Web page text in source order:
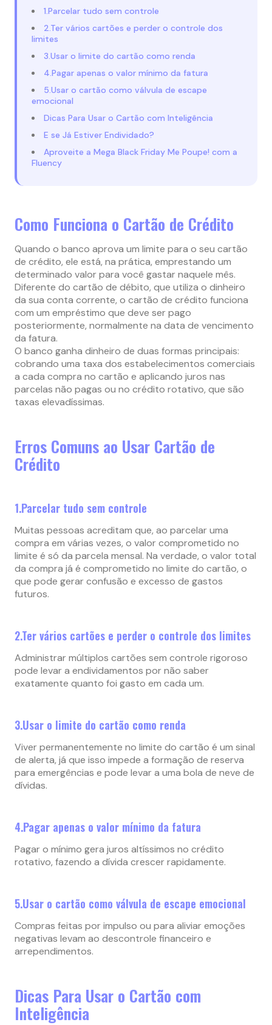
1.Parcelar tudo sem controle
2.Ter vários cartões e perder o controle dos
limites
3.Usar o limite do cartão como renda
4.Pagar apenas o valor mínimo da fatura
5.Usar o cartão como válvula de escape
emocional
Dicas Para Usar o Cartão com Inteligência
E se Já Estiver Endividado?
Aproveite a Mega Black Friday Me Poupe! com a
Fluency
Como Funciona o Cartão de Crédito
Quando o banco aprova um limite para o seu cartão
de crédito, ele está, na prática, emprestando um
determinado valor para você gastar naquele mês.
Diferente do cartão de débito, que utiliza o dinheiro
da sua conta corrente, o cartão de crédito funciona
com um empréstimo que deve ser pago
posteriormente, normalmente na data de vencimento
da fatura.
O banco ganha dinheiro de duas formas principais:
cobrando uma taxa dos estabelecimentos comerciais
a cada compra no cartão e aplicando juros nas
parcelas não pagas ou no crédito rotativo, que são
taxas elevadíssimas.
Erros Comuns ao Usar Cartão de
Crédito
1.Parcelar tudo sem controle
Muitas pessoas acreditam que, ao parcelar uma
compra em várias vezes, o valor comprometido no
limite é só da parcela mensal. Na verdade, o valor total
da compra já é comprometido no limite do cartão, o
que pode gerar confusão e excesso de gastos
futuros.
2.Ter vários cartões e perder o controle dos limites
Administrar múltiplos cartões sem controle rigoroso
pode levar a endividamentos por não saber
exatamente quanto foi gasto em cada um.
3.Usar o limite do cartão como renda
Viver permanentemente no limite do cartão é um sinal
de alerta, já que isso impede a formação de reserva
para emergências e pode levar a uma bola de neve de
dívidas.
4.Pagar apenas o valor mínimo da fatura
Pagar o mínimo gera juros altíssimos no crédito
rotativo, fazendo a dívida crescer rapidamente.
5.Usar o cartão como válvula de escape emocional
Compras feitas por impulso ou para aliviar emoções
negativas levam ao descontrole financeiro e
arrependimentos.
Dicas Para Usar o Cartão com
Inteligência